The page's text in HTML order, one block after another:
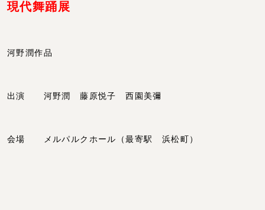
現代舞踊展
河野潤作品
出演 河野潤 藤原悦子 西園美彌
会場 メルパルクホール（最寄駅 浜松町）